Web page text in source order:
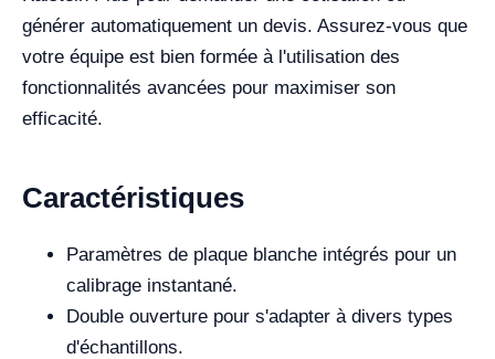
générer automatiquement un devis. Assurez-vous que
votre équipe est bien formée à l'utilisation des
fonctionnalités avancées pour maximiser son
efficacité.
Caractéristiques
Paramètres de plaque blanche intégrés pour un
calibrage instantané.
Double ouverture pour s'adapter à divers types
d'échantillons.